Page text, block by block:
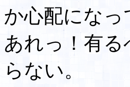
か心配にな
あれっ！有
らない。